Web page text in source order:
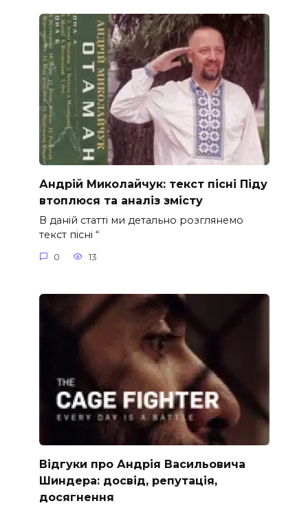
Андрій Миколайчук: текст пісні Піду
втоплюся та аналіз змісту
В даній статті ми детально розглянемо
текст пісні “
0 13
Відгуки про Андрія Васильовича
Шиндера: досвід, репутація,
досягнення